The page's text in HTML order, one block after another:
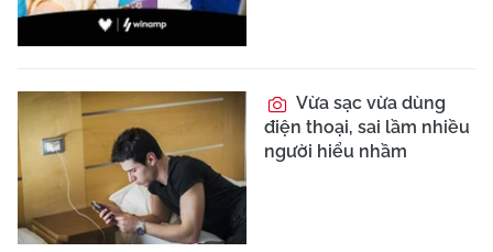
Vừa sạc vừa dùng
điện thoại, sai lầm nhiều
người hiểu nhầm